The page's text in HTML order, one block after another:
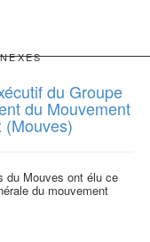
du Groupe
du Mouvement
(Mouves)
du Mouves ont élu ce
du mouvement